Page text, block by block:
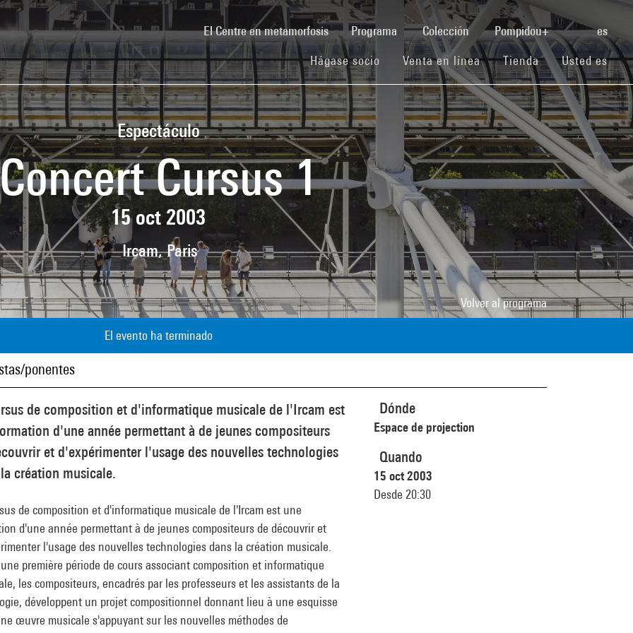
El Centre en metamorfosis(current)Programa Colección Pompidou+ es
Hágase socio (current)
Venta en línea(current)
Tienda(current)Usted es
Espectáculo
Cursus 1
15 oct 2003
Ircam, Paris
Volver al programa
El evento ha terminado
ponentes
de composition et d'informatique musicale de l'Ircam est
d'une année permettant à de jeunes compositeurs
et d'expérimenter l'usage des nouvelles technologies
création musicale.
de composition et d'informatique musicale de l'Ircam est une
d'une année permettant à de jeunes compositeurs de découvrir et
l'usage des nouvelles technologies dans la création musicale.
première période de cours associant composition et informatique
les compositeurs, encadrés par les professeurs et les assistants de la
développent un projet compositionnel donnant lieu à une esquisse
œuvre musicale s'appuyant sur les nouvelles méthodes de
Dónde
Espace de projection
Quando
15 oct 2003
Desde 20:30